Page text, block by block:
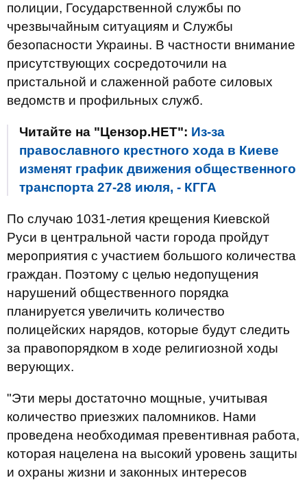
полиции, Государственной службы по
чрезвычайным ситуациям и Службы
безопасности Украины. В частности внимание
присутствующих сосредоточили на
пристальной и слаженной работе силовых
ведомств и профильных служб.
Читайте на "Цензор.НЕТ": Из-за
православного крестного хода в Киеве
изменят график движения общественного
транспорта 27-28 июля, - КГГА
По случаю 1031-летия крещения Киевской
Руси в центральной части города пройдут
мероприятия с участием большого количества
граждан. Поэтому с целью недопущения
нарушений общественного порядка
планируется увеличить количество
полицейских нарядов, которые будут следить
за правопорядком в ходе религиозной ходы
верующих.
"Эти меры достаточно мощные, учитывая
количество приезжих паломников. Нами
проведена необходимая превентивная работа,
которая нацелена на высокий уровень защиты
и охраны жизни и законных интересов